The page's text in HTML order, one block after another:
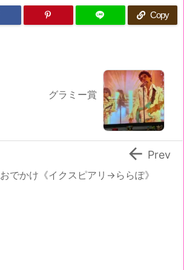
Copy
グラミー賞
おでかけ《イクスピアリ→ららぽ》
 Prev